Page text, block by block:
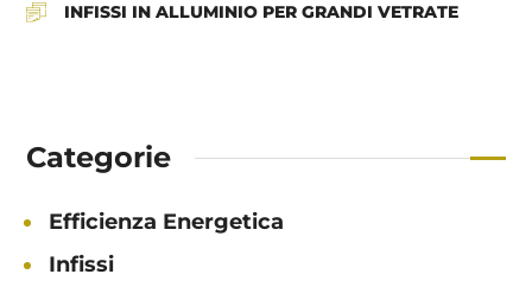
INFISSI IN ALLUMINIO PER GRANDI VETRATE
Categorie
Efficienza Energetica
Infissi